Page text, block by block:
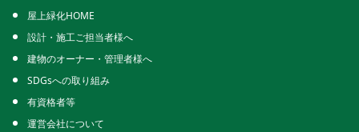
屋上緑化HOME
設計・施工ご担当者様へ
建物のオーナー・管理者様へ
SDGsへの取り組み
有資格者等
運営会社について